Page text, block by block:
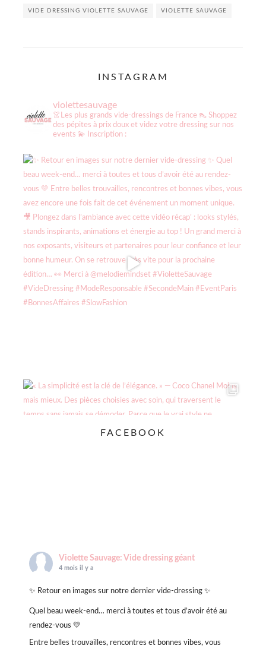
VIDE DRESSING VIOLETTE SAUVAGE VIOLETTE SAUVAGE
INSTAGRAM
violettesauvage
👗Les plus grands vide-dressings de France 👠 Shoppez
des pépites à prix doux et videz votre dressing sur nos
events 💫 Inscription :
FACEBOOK
Violette Sauvage: Vide dressing géant
4 mois il y a
✨ Retour en images sur notre dernier vide-dressing ✨
Quel beau week-end… merci à toutes et tous d’avoir été au
rendez-vous 💛
Entre belles trouvailles, rencontres et bonnes vibes, vous